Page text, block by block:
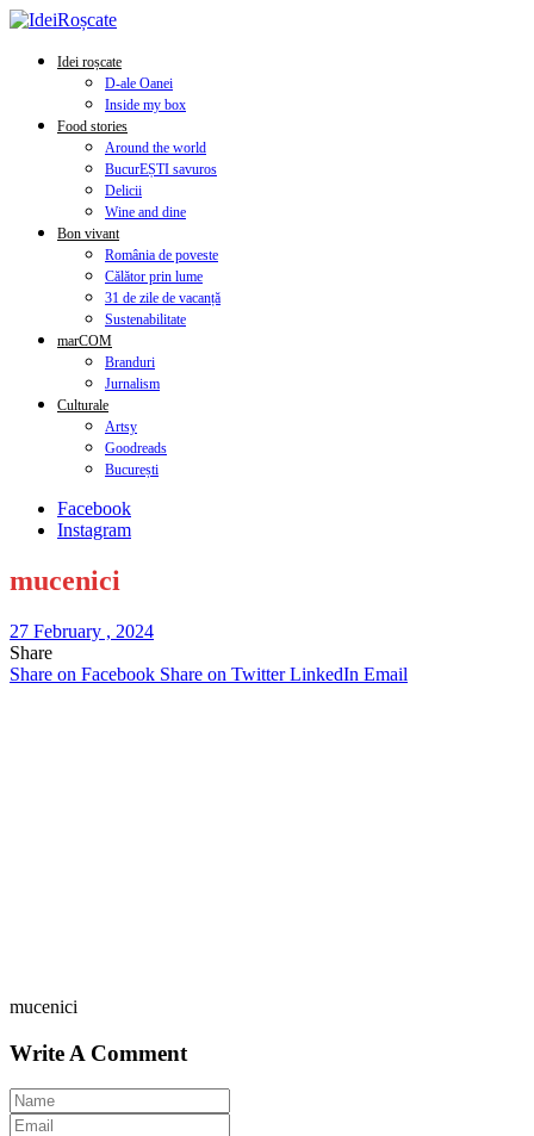
Idei roșcate
D-ale Oanei
Inside my box
Food stories
Around the world
BucurEȘTI savuros
Delicii
Wine and dine
Bon vivant
România de poveste
Călător prin lume
31 de zile de vacanță
Sustenabilitate
marCOM
Branduri
Jurnalism
Culturale
Artsy
Goodreads
București
Facebook
Instagram
mucenici
27 February , 2024
Share
Share on Facebook Share on Twitter LinkedIn Email
mucenici
Write A Comment